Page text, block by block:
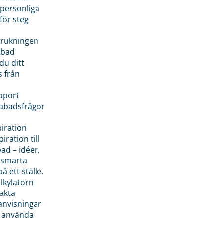
steg
ditt
från
till
– idéer,
ett ställe.